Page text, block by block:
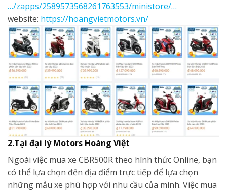
…/zapps/2589573568261763553/ministore/…
website: https://hoangvietmotors.vn/
2.Tại đại lý Motors Hoàng Việt
Ngoài việc mua xe CBR500R theo hình thức Online, bạn
có thể lựa chọn đến địa điểm trực tiếp để lựa chọn
những mẫu xe phù hợp với nhu cầu của mình. Việc mua